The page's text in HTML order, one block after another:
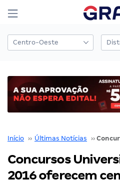
Início ›› Últimas Notícias ››
Concursos
2016 oferecem